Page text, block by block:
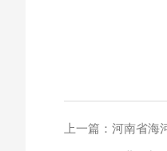
上一篇： 河南省海